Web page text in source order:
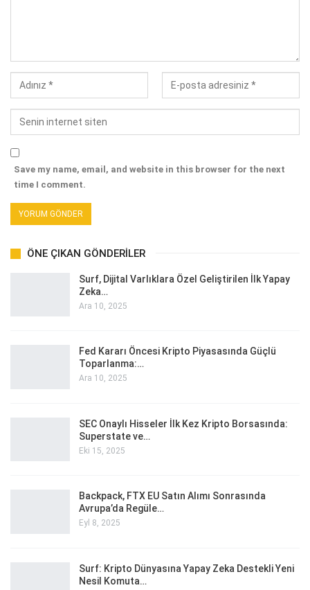
Save my name, email, and website in this browser for the next
time I comment.
ÖNE ÇIKAN GÖNDERILER
Surf, Dijital Varlıklara Özel Geliştirilen İlk Yapay
Zeka…
Ara 10, 2025
Fed Kararı Öncesi Kripto Piyasasında Güçlü
Toparlanma:…
Ara 10, 2025
SEC Onaylı Hisseler İlk Kez Kripto Borsasında:
Superstate ve…
Eki 15, 2025
Backpack, FTX EU Satın Alımı Sonrasında
Avrupa’da Regüle…
Eyl 8, 2025
Surf: Kripto Dünyasına Yapay Zeka Destekli Yeni
Nesil Komuta…